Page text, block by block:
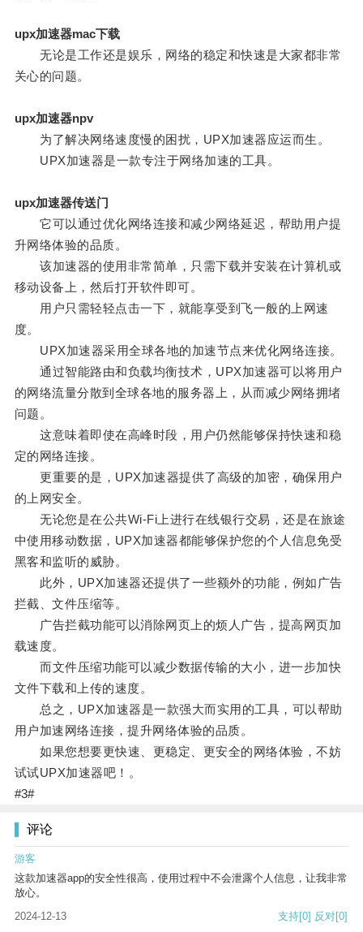
upx加速器mac下载
无论是工作还是娱乐，网络的稳定和快速是大家都非常
关心的问题。
upx加速器npv
为了解决网络速度慢的困扰，UPX加速器应运而生。
UPX加速器是一款专注于网络加速的工具。
upx加速器传送门
它可以通过优化网络连接和减少网络延迟，帮助用户提
升网络体验的品质。
该加速器的使用非常简单，只需下载并安装在计算机或
移动设备上，然后打开软件即可。
用户只需轻轻点击一下，就能享受到飞一般的上网速
度。
UPX加速器采用全球各地的加速节点来优化网络连接。
通过智能路由和负载均衡技术，UPX加速器可以将用户
的网络流量分散到全球各地的服务器上，从而减少网络拥堵
问题。
这意味着即使在高峰时段，用户仍然能够保持快速和稳
定的网络连接。
更重要的是，UPX加速器提供了高级的加密，确保用户
的上网安全。
无论您是在公共Wi-Fi上进行在线银行交易，还是在旅途
中使用移动数据，UPX加速器都能够保护您的个人信息免受
黑客和监听的威胁。
此外，UPX加速器还提供了一些额外的功能，例如广告
拦截、文件压缩等。
广告拦截功能可以消除网页上的烦人广告，提高网页加
载速度。
而文件压缩功能可以减少数据传输的大小，进一步加快
文件下载和上传的速度。
总之，UPX加速器是一款强大而实用的工具，可以帮助
用户加速网络连接，提升网络体验的品质。
如果您想要更快速、更稳定、更安全的网络体验，不妨
试试UPX加速器吧！。
#3#
评论
游客
这款加速器app的安全性很高，使用过程中不会泄露个人信息，让我非常
放心。
2024-12-13
支持[0] 反对[0]